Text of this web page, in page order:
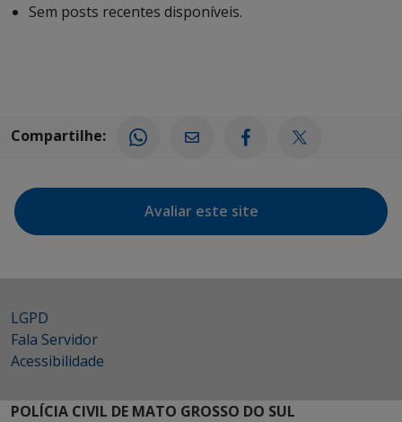
Sem posts recentes disponíveis.
Compartilhe:
Avaliar este site
LGPD
Fala Servidor
Acessibilidade
POLÍCIA CIVIL DE MATO GROSSO DO SUL